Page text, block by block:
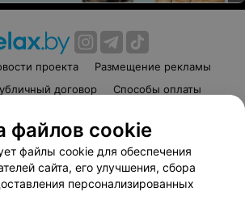
проекта
Размещение рекламы
договор
Способы оплаты
«Афиша»
соглашение
Написать в поддержку
по вопросам сотрудничества
файлов cookie
файлы cookie для обеспечения
сайта, его улучшения, сбора
персонализированных